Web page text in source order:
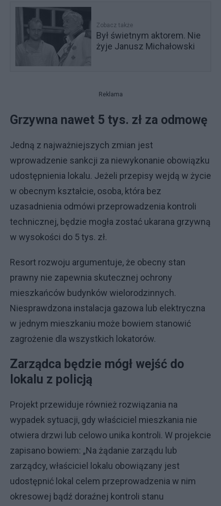
Zobacz także
Był świetnym aktorem. Nie
żyje Janusz Michałowski
Reklama
Grzywna nawet 5 tys. zł za odmowę
Jedną z najważniejszych zmian jest
wprowadzenie sankcji za niewykonanie obowiązku
udostępnienia lokalu. Jeżeli przepisy wejdą w życie
w obecnym kształcie, osoba, która bez
uzasadnienia odmówi przeprowadzenia kontroli
technicznej, będzie mogła zostać ukarana grzywną
w wysokości do 5 tys. zł.
Resort rozwoju argumentuje, że obecny stan
prawny nie zapewnia skutecznej ochrony
mieszkańców budynków wielorodzinnych.
Niesprawdzona instalacja gazowa lub elektryczna
w jednym mieszkaniu może bowiem stanowić
zagrożenie dla wszystkich lokatorów.
Zarządca będzie mógł wejść do
lokalu z policją
Projekt przewiduje również rozwiązania na
wypadek sytuacji, gdy właściciel mieszkania nie
otwiera drzwi lub celowo unika kontroli. W projekcie
zapisano bowiem: „Na żądanie zarządu lub
zarządcy, właściciel lokalu obowiązany jest
udostępnić lokal celem przeprowadzenia w nim
okresowej bądź doraźnej kontroli stanu